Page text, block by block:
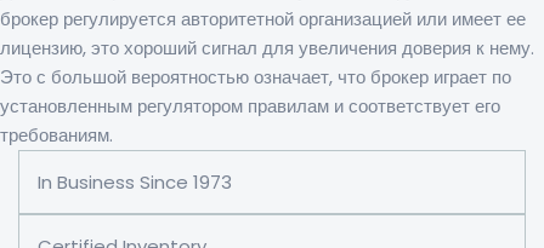
брокер регулируется авторитетной организацией или имеет ее
лицензию, это хороший сигнал для увеличения доверия к нему.
Это с большой вероятностью означает, что брокер играет по
установленным регулятором правилам и соответствует его
требованиям.
In Business Since 1973